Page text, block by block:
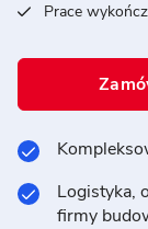
Prace
Logistyka,
firmy